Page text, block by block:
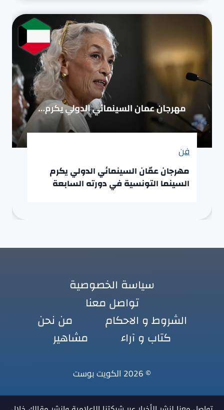
فن
مهرجان عمّان السينمائي الدولي يكرم
السينما التونسية في دورته السابعة
سياسة الخصوصية
تواصل معنا
الشروط و الاحكام
من نحن
كتاب و آراء
مشاهير
© 2026 الكويت بوست